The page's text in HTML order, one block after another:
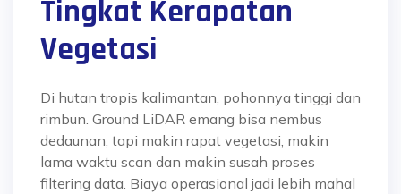
Tingkat Kerapatan
Vegetasi
Di hutan tropis kalimantan, pohonnya tinggi dan
rimbun. Ground LiDAR emang bisa nembus
dedaunan, tapi makin rapat vegetasi, makin
lama waktu scan dan makin susah proses
filtering data. Biaya operasional jadi lebih mahal